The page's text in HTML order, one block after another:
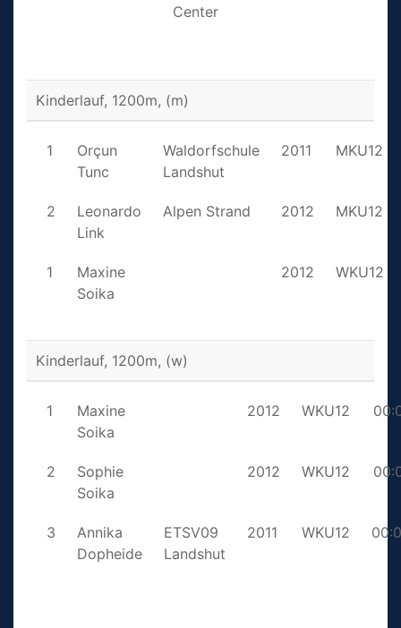
Center
Kinderlauf, 1200m, (m)
1
Orçun
Tunc
Waldorfschule
Landshut
2011 MKU12
2
Leonardo
Link
Alpen Strand 2012 MKU12
1
Maxine
Soika
2012 WKU12
Kinderlauf, 1200m, (w)
1
Maxine
Soika
2012 WKU12
2
Sophie
Soika
2012 WKU12
3
Annika
Dopheide
ETSV09
Landshut
2011 WKU12